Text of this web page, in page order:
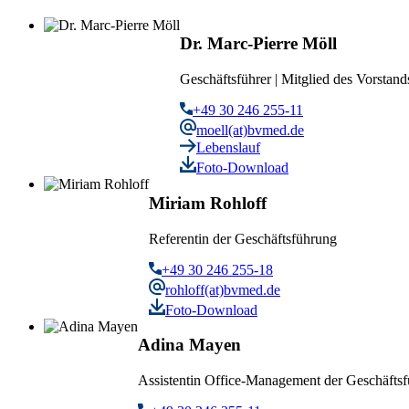
Dr. Marc-Pierre Möll
Geschäftsführer | Mitglied des
+49 30 246 255-11
moell(at)bvmed.de
Lebenslauf
Foto-Download
Miriam Rohloff
Referentin der Geschäftsführung
+49 30 246 255-18
rohloff(at)bvmed.de
Foto-Download
Adina Mayen
Assistentin Office-Management der